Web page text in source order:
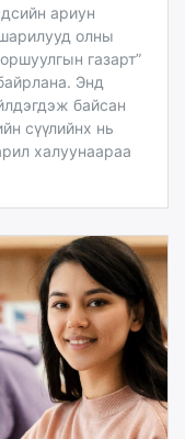
ариун
олны
газарт”
Энд
байсан
сүүлийнх нь
халуунаараа